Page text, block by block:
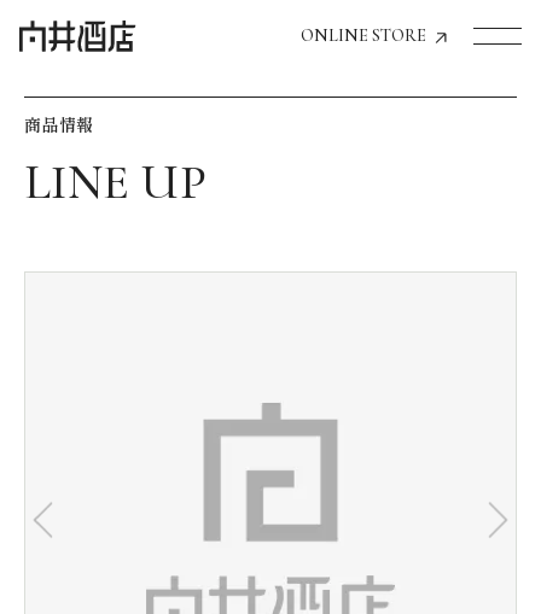
ONLINE STORE
飲食店経営のお客様
お気に入り機能の活用方法
会社情報
商品情報